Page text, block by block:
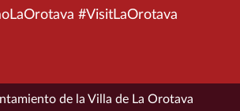
#VisitLaOrotava
de la Villa de La Orotava